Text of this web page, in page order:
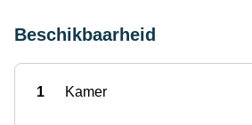
Beschikbaarheid
1 Kamer